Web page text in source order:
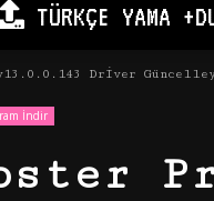
TÜRKÇE YAMA
Driver
İndir